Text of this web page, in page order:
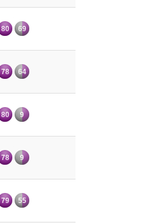
80 69
78 64
80 9
78 9
79 55